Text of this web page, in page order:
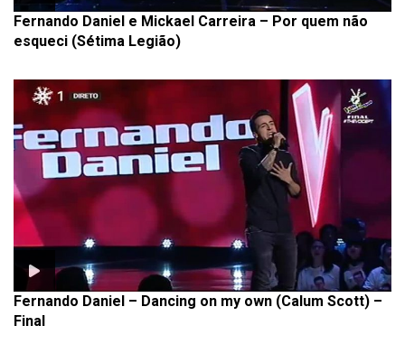
Fernando Daniel e Mickael Carreira – Por quem não
esqueci (Sétima Legião)
Fernando Daniel – Dancing on my own (Calum Scott) –
Final